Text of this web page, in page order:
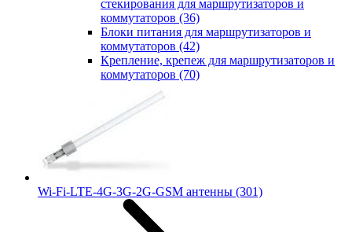
стекирования для маршрутизаторов и
коммутаторов (36)
Блоки питания для маршрутизаторов и
коммутаторов (42)
Крепление, крепеж для маршрутизаторов и
коммутаторов (70)
Wi-Fi-LTE-4G-3G-2G-GSM антенны (301)